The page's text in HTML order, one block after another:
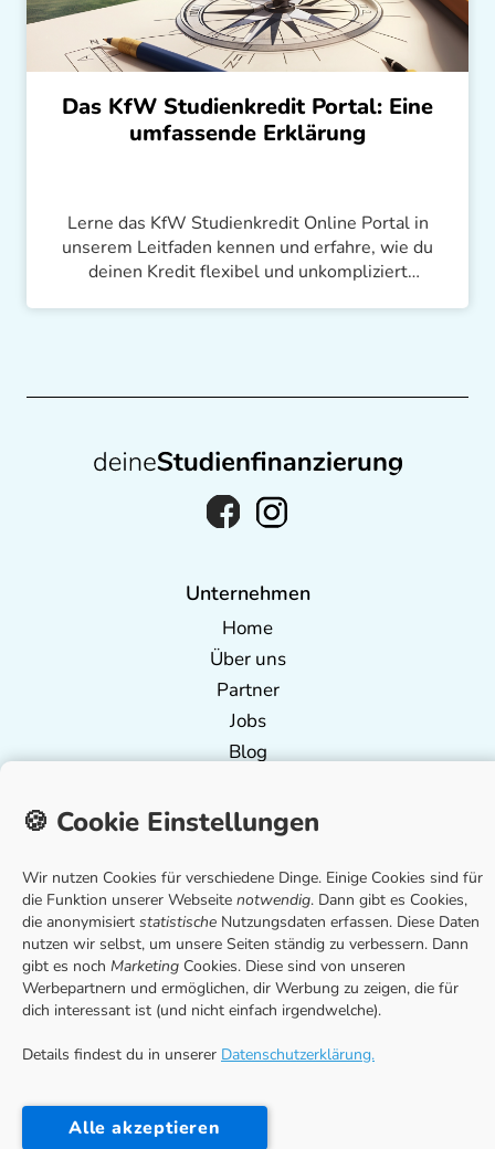
Das KfW Studienkredit Portal: Eine
umfassende Erklärung
Lerne das KfW Studienkredit Online Portal in
unserem Leitfaden kennen und erfahre, wie du
deinen Kredit flexibel und unkompliziert
Unternehmen
Home
Über uns
Partner
Jobs
Blog
Kontakt
FiRec GmbH
Seelingstraße 47/49
14059 Berlin (Germany)
hello@deinestudienfinanzierung.de
Impressum
Cookie-Einstellungen
🍪 Cookie Einstellungen
Wir nutzen Cookies für verschiedene Dinge. Einige Cookies sind für
die Funktion unserer Webseite notwendig. Dann gibt es Cookies,
die anonymisiert statistische Nutzungsdaten erfassen. Diese Daten
nutzen wir selbst, um unsere Seiten ständig zu verbessern. Dann
gibt es noch Marketing Cookies. Diese sind von unseren
Werbepartnern und ermöglichen, dir Werbung zu zeigen, die für
dich interessant ist (und nicht einfach irgendwelche).
Details findest du in unserer Datenschutzerklärung.
Alle akzeptieren